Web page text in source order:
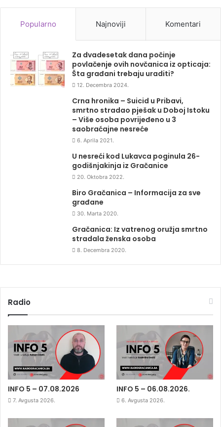
Popularno Najnoviji Komentari
Za dvadesetak dana počinje
povlačenje ovih novčanica iz opticaja:
Šta građani trebaju uraditi?
12. Decembra 2024.
Crna hronika – Suicid u Pribavi,
smrtno stradao pješak u Doboj Istoku
– Više osoba povrijeđeno u 3
saobraćajne nesreće
6. Aprila 2021.
U nesreći kod Lukavca poginula 26-
godišnjakinja iz Gračanice
20. Oktobra 2022.
Biro Gračanica – Informacija za sve
građane
30. Marta 2020.
Gračanica: Iz vatrenog oružja smrtno
stradala ženska osoba
8. Decembra 2020.
Radio
INFO 5 – 07.08.2026
7. Avgusta 2026.
INFO 5 – 06.08.2026.
6. Avgusta 2026.